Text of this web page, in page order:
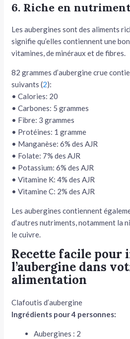
6. Riche en
Les aubergines sont des aliments
signifie qu’elles contiennent une
vitamines, de minéraux et de fibres.
82 grammes d’aubergine crue
suivants (2):
• Calories: 20
• Carbones: 5 grammes
• Fibre: 3 grammes
• Protéines: 1 gramme
• Manganèse: 6% des AJR
• Folate: 7% des AJR
• Potassium: 6% des AJR
• Vitamine K: 4% des AJR
• Vitamine C: 2% des AJR
Les aubergines contiennent
d’autres nutriments, notamment la
le cuivre.
Recette facile pour
l’aubergine dans
alimentation
Clafoutis d’aubergine
Ingrédients pour 4 personnes:
Aubergines : 2